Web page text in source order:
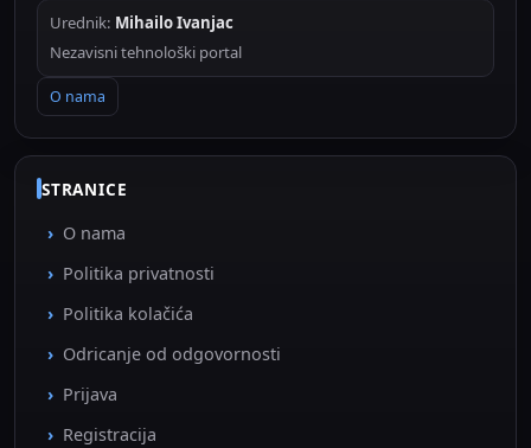
Urednik: Mihailo Ivanjac
Nezavisni tehnološki portal
O nama
STRANICE
O nama
Politika privatnosti
Politika kolačića
Odricanje od odgovornosti
Prijava
Registracija